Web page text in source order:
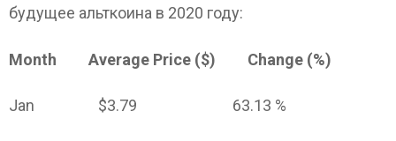
будущее альткоина в 2020 году:
Month Average Price ($) Change (%)
Jan $3.79 63.13 %